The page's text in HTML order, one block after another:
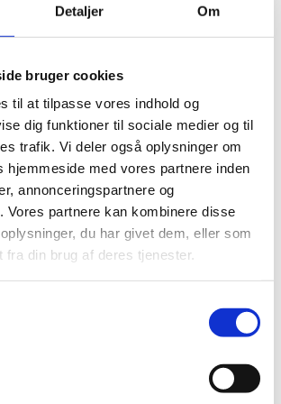
Detaljer Om
bruger cookies
til at tilpasse vores indhold og
dig funktioner til sociale medier og til
trafik. Vi deler også oplysninger om
hjemmeside med vores partnere inden
annonceringspartnere og
Vores partnere kan kombinere disse
du har givet dem, eller som
fra din brug af deres tjenester.
Lynlås usynlig
Lynlås delbar
Lynlås 12 cm
Zipper 10-19 cm
Lynlås nylon 18 cm
Lynlås metal 22 cm
Lynlås 19 cm
Zipper 20-24 cm
Lynlås med ring 20 cm
Lynlås metal 20 cm
Lynlås nylon 20 cm
Lynlåse 22 cm
Lynlås metal 22 cm
Lynlås nylon 22 cm
Zipper 25-29 cm
Lynlås med ring 25 cm
Lynlås med ring nylon 25 cm